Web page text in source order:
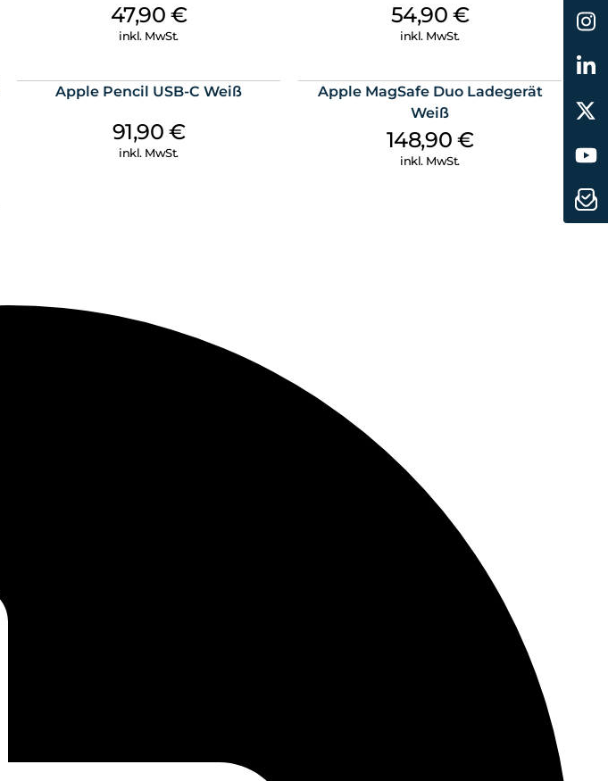
47,90 €
inkl. MwSt.
54,90 €
inkl. MwSt.
Apple Pencil USB-C Weiß
91,90 €
inkl. MwSt.
Apple MagSafe Duo Ladegerät
Weiß
148,90 €
inkl. MwSt.